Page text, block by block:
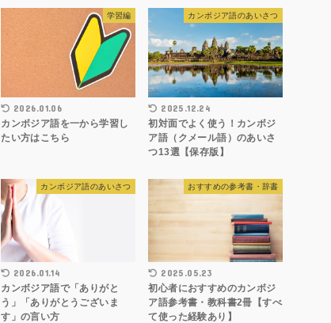
学習編
2026.01.06
カンボジア語を一から学習し
たい方はこちら
カンボジア語のあいさつ
2025.12.24
初対面でよく使う！カンボジ
ア語（クメール語）のあいさ
つ13選【保存版】
カンボジア語のあいさつ
2026.01.14
カンボジア語で「ありがと
う」「ありがとうございま
す」の言い方
おすすめの参考書・辞書
2025.05.23
初心者におすすめのカンボジ
ア語参考書・教科書2冊【すべ
て使った経験あり】